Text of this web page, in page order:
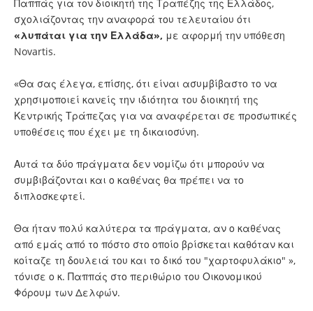
Παππάς για τον διοικητή της Τραπέζης της Ελλάδος,
σχολιάζοντας την αναφορά του τελευταίου ότι
«λυπάται για την Ελλάδα», με αφορμή την υπόθεση
Novartis.
«Θα σας έλεγα, επίσης, ότι είναι ασυμβίβαστο το να
χρησιμοποιεί κανείς την ιδιότητα του διοικητή της
Κεντρικής Τράπεζας για να αναφέρεται σε προσωπικές
υποθέσεις που έχει με τη δικαιοσύνη.
Αυτά τα δύο πράγματα δεν νομίζω ότι μπορούν να
συμβιβάζονται και ο καθένας θα πρέπει να το
διπλοσκεφτεί.
Θα ήταν πολύ καλύτερα τα πράγματα, αν ο καθένας
από εμάς από το πόστο στο οποίο βρίσκεται καθόταν και
κοίταζε τη δουλειά του και το δικό του "χαρτοφυλάκιο" »,
τόνισε ο κ. Παππάς στο περιθώριο του Οικονομικού
Φόρουμ των Δελφών.